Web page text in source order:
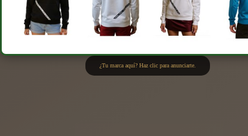
¿Tu marca aquí? Haz clic para anunciarte.